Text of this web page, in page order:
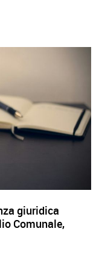
giuridica
Comunale,